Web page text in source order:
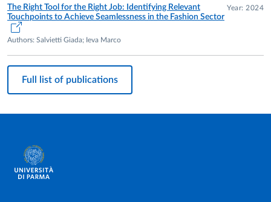
The Right Tool for the Right Job: Identifying Relevant
Touchpoints to Achieve Seamlessness in the Fashion Sector
Authors: Salvietti Giada; Ieva Marco
Year: 2024
Full list of publications